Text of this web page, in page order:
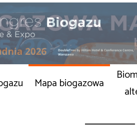
Mapa biogazowa